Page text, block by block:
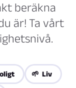
beräkna
är! Ta vårt
🌱 Liv